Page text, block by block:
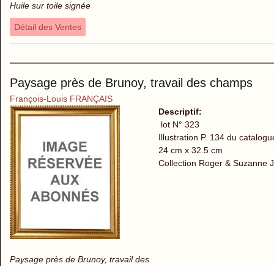
Huile sur toile signée
Détail des Ventes
Paysage près de Brunoy, travail des champs
François-Louis FRANÇAIS
Paysage près de Brunoy, travail des
Descriptif:
lot N° 323
Illustration P. 134 du
24 cm x 32.5 cm
Collection Roger & Suzanne